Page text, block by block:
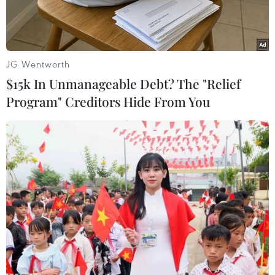
vào 2023.
Khu ao số 3 thôn Nhuế, xã Kim Chung, Đông Anh, Hà Nội, từ
chỗ vi phạm trật tự xây dựng, đã được xây dựng thành nơi sinh
hoạt cộng đồng của người dân. (Ảnh: Mạnh Khánh/TTXVN)
Huyện Đông Anh (Hà Nội) là địa bàn giáp ranh
JG Wentworth
$15k In Unmanageable Debt? The "Relief
Program" Creditors Hide From You